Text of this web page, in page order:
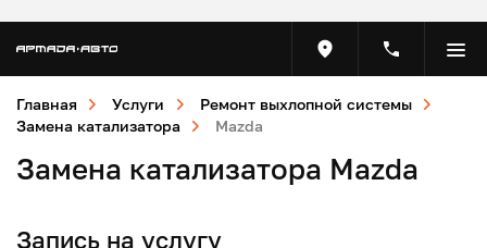
Главная Услуги
Ремонт выхлопной системы
Замена катализатора
Mazda
Замена катализатора Mazda
Запись на услугу